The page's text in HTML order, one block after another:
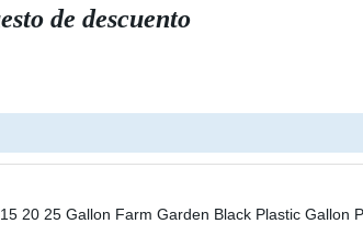
de descuento